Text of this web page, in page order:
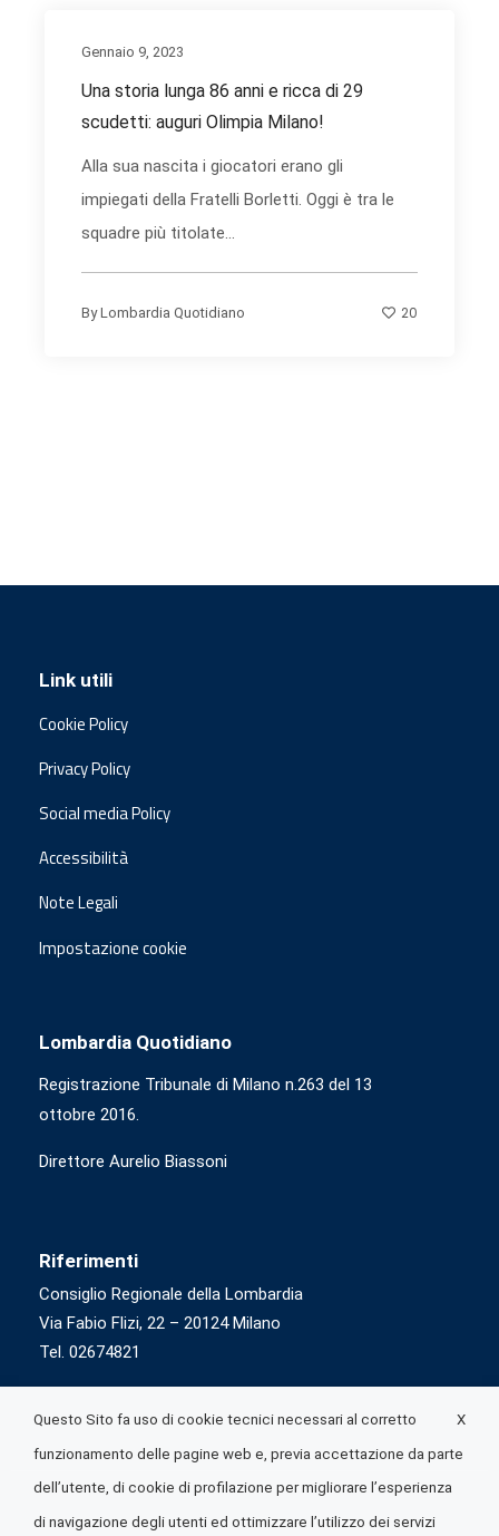
Gennaio 9, 2023
Una storia lunga 86 anni e ricca di 29
scudetti: auguri Olimpia Milano!
Alla sua nascita i giocatori erano gli
impiegati della Fratelli Borletti. Oggi è tra le
squadre più titolate...
ByLombardia Quotidiano 20
Link utili
Cookie Policy
Privacy Policy
Social media Policy
Accessibilità
Note Legali
Impostazione cookie
Lombardia Quotidiano
Registrazione Tribunale di Milano n.263 del 13
ottobre 2016.
Direttore Aurelio Biassoni
Riferimenti
Consiglio Regionale della Lombardia
Via Fabio Flizi, 22 – 20124 Milano
Tel. 02674821
X
Questo Sito fa uso di cookie tecnici necessari al corretto
funzionamento delle pagine web e, previa accettazione da parte
dell’utente, di cookie di profilazione per migliorare l’esperienza
di navigazione degli utenti ed ottimizzare l’utilizzo dei servizi